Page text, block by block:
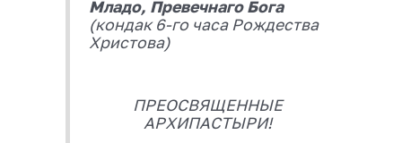
Младо, Превечнаго Бога
(кондак 6-го часа Рождества
Христова)
ПРЕОСВЯЩЕННЫЕ
АРХИПАСТЫРИ!